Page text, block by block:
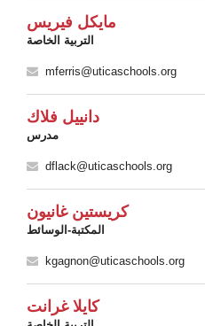
مايكل فيريس
التربية الخاصة
mferris@uticaschools.org
دانييل فلاك
مدرس
dflack@uticaschools.org
كريستين غانيون
المكتبة-الوسائط
kgagnon@uticaschools.org
كايلا غرانت